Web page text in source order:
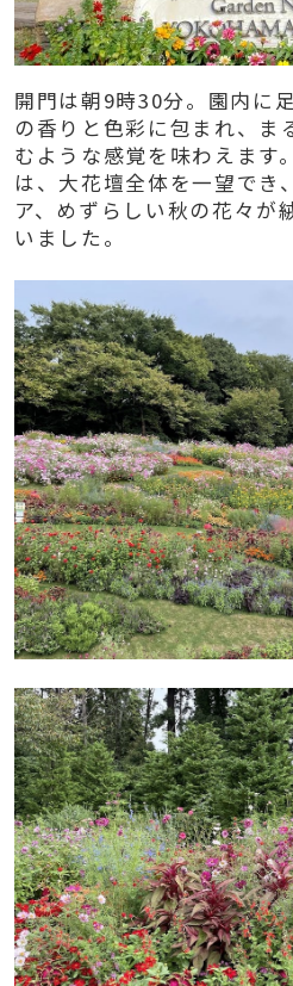
開門は朝9時30分。園内に
の香りと色彩に包まれ、ま
むような感覚を味わえます
は、大花壇全体を一望でき
ア、めずらしい秋の花々が
いました。